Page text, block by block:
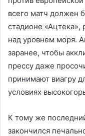
всего матч должен
стадионе
над уровнем моря.
заранее, чтобы
прессу даже
принимают виагру
условиях
К тому же
закончился